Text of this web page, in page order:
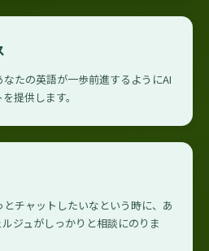
たの英語が一歩前進するようにAI
提供します。
チャットしたいなという時に、あ
ジュがしっかりと相談にのりま